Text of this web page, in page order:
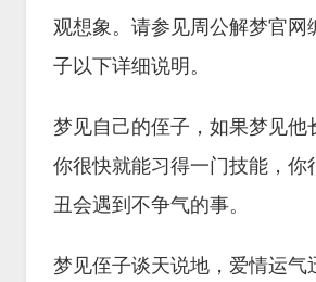
观想象。请参见周公解梦官网
子以下详细说明。
梦见自己的侄子，如果梦见他
你很快就能习得一门技能，你
丑会遇到不争气的事。
梦见侄子谈天说地，爱情运气